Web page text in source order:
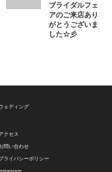
ブライダルフェ
アのご来店あり
がとうございま
した☆彡
ェディング
クセス
問い合わせ
ライバシーポリシー